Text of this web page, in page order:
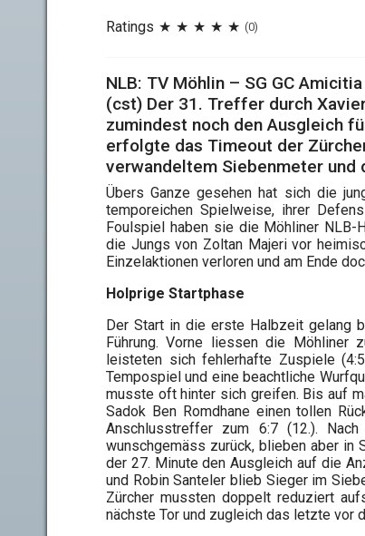
Ratings (0)
NLB: TV Möhlin – SG GC
(cst) Der 31. Treffer durch
zumindest noch den Ausgleich
erfolgte das Timeout der
verwandeltem Siebenmeter und
Übers Ganze gesehen hat sich die
temporeichen Spielweise, ihrer
Foulspiel haben sie die Möhliner NLB-
die Jungs von Zoltan Majeri vor
Einzelaktionen verloren und am Ende
Holprige Startphase
Der Start in die erste Halbzeit gelang
Führung. Vorne liessen die Möhliner
leisteten sich fehlerhafte Zuspiele
Tempospiel und eine beachtliche
musste oft hinter sich greifen. Bis auf
Sadok Ben Romdhane einen tollen
Anschlusstreffer zum 6:7 (12.).
wunschgemäss zurück, blieben aber in
der 27. Minute den Ausgleich auf die
und Robin Santeler blieb Sieger im
Zürcher mussten doppelt reduziert
nächste Tor und zugleich das letzte vor